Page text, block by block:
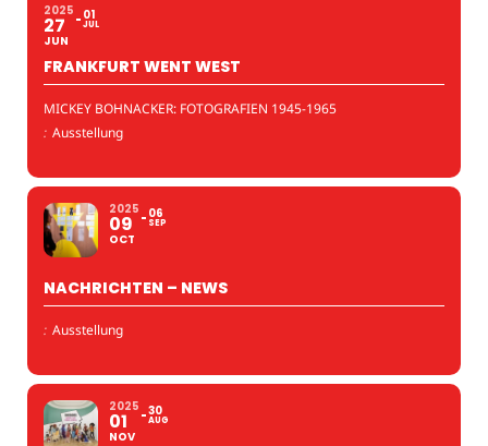
2025
27
JUN
01
JUL
FRANKFURT WENT WEST
MICKEY BOHNACKER: FOTOGRAFIEN 1945-1965
: Ausstellung
2025
09
OCT
06
SEP
NACHRICHTEN – NEWS
: Ausstellung
2025
01
NOV
30
AUG